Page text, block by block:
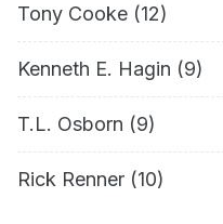
Tony Cooke (12)
Kenneth E. Hagin (9)
T.L. Osborn (9)
Rick Renner (10)